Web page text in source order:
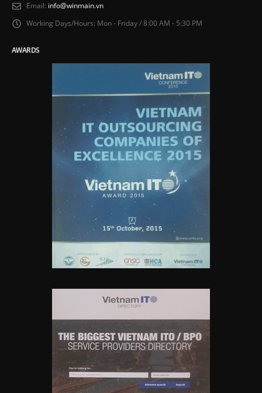
Email: info@winmain.vn
Working Days/Hours: Mon - Friday / 8:00 AM - 5:30 PM
AWARDS